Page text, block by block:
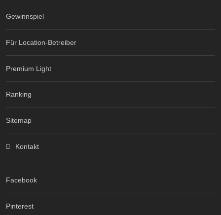
Gewinnspiel
Für Location-Betreiber
Premium Light
Ranking
Sitemap
Kontakt
Facebook
Pinterest